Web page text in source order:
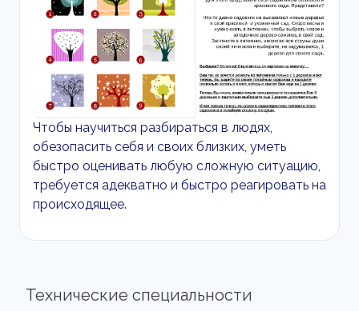
Чтобы научиться разбираться в людях,
обезопасить себя и своих близких, уметь
быстро оценивать любую сложную ситуацию,
требуется адекватно и быстро реагировать на
происходящее.
Технические специальности